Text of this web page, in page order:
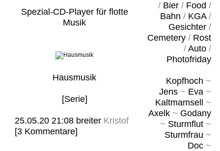
/ Bier/ Food /
Bahn / KGA/
Gesichter/
Cemetery/ Rost
/ Auto/
Photofriday
Kopfhoch ~
Jens~ Eva~
Kaltmamsell
~
Axelk~ Godany
~ Sturmflut~
Sturmfrau ~
Doc~
Spezial-CD-Player für flotte
Musik
Hausmusik
[Serie]
25.05.20 21:08 breiter Kristof
[3 Kommentare]